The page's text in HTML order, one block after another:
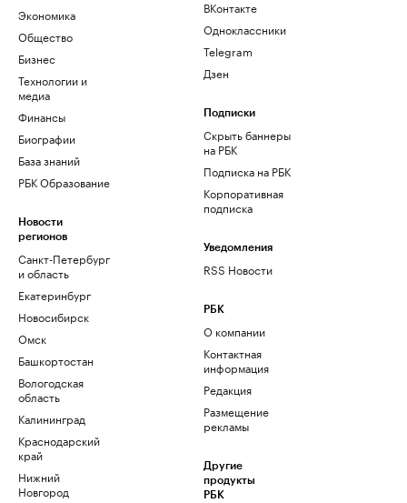
Экономика
Общество
Бизнес
Технологии и
медиа
Финансы
Биографии
База знаний
РБК Образование
Новости
регионов
Санкт-Петербург
и область
Екатеринбург
Новосибирск
Омск
Башкортостан
Вологодская
область
Калининград
Краснодарский
край
Нижний
Новгород
ВКонтакте
Одноклассники
Telegram
Дзен
Подписки
Скрыть баннеры
на РБК
Подписка на РБК
Корпоративная
подписка
Уведомления
RSS Новости
РБК
О компании
Контактная
информация
Редакция
Размещение
рекламы
Другие
продукты
РБК